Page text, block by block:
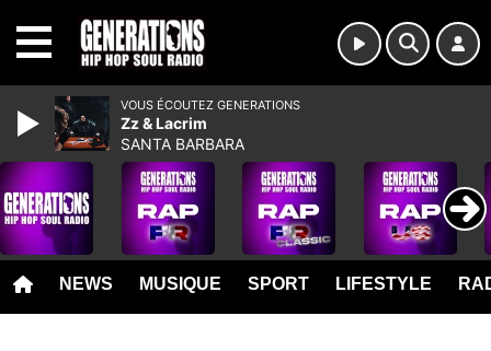
NEWS MUSIQUE SPORT LIFESTYLE
VOUS ÉCOUTEZ GENERATIONS
Zz & Lacrim
SANTA BARBARA